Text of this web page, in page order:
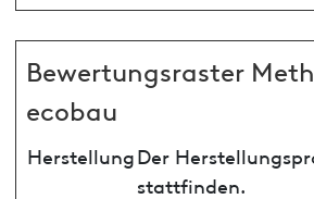
Bewertungsraster
ecobau
HerstellungDer
stattfinden.